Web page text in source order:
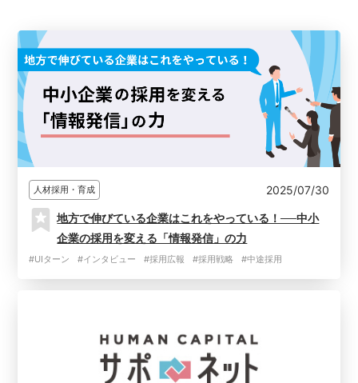
人材採用・育成 2025/07/30
地方で伸びている企業はこれをやっている！──中小
企業の採用を変える「情報発信」の力
#UIターン #インタビュー #採用広報 #採用戦略 #中途採用